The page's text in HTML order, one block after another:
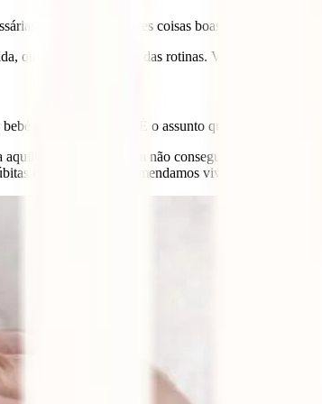
para apenas trazeres coisas boas como recordação.
ou simplesmente sair das rotinas. Viajar despoleta
pela primeira vez. É o assunto que suscita mais
aquilo que numa viagem não consegues controlar:
e imprevistas, recomendamos vivamente a